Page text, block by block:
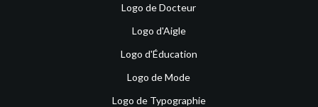
Logo de Docteur
Logo d'Aigle
Logo d'Éducation
Logo de Mode
Logo de Typographie